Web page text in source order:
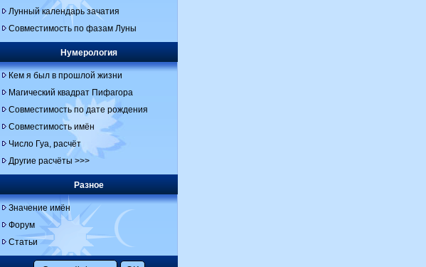
Лунный календарь зачатия
Совместимость по фазам Луны
Нумерология
Кем я был в прошлой жизни
Магический квадрат Пифагора
Совместимость по дате рождения
Совместимость имён
Число Гуа, расчёт
Другие расчёты >>>
Разное
Значение имён
Форум
Статьи